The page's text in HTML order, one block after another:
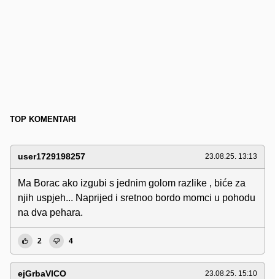
TOP KOMENTARI
user1729198257 23.08.25. 13:13
Ma Borac ako izgubi s jednim golom razlike , biće za
njih uspjeh... Naprijed i sretnoo bordo momci u pohodu
na dva pehara.
2 4
ejGrbaVICO 23.08.25. 15:10